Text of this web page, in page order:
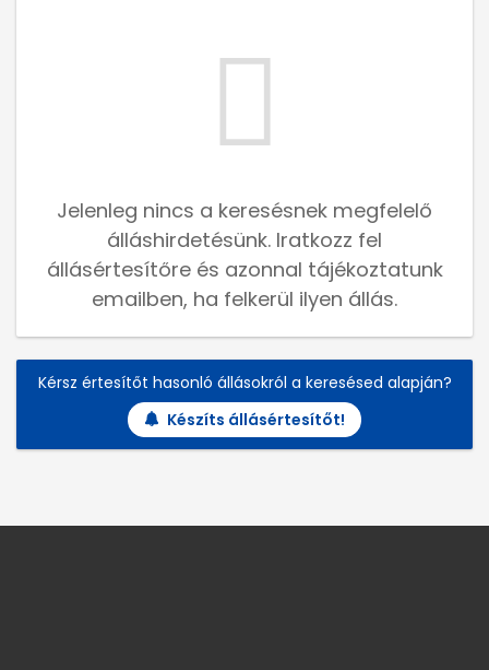
Jelenleg nincs a keresésnek megfelelő
álláshirdetésünk. Iratkozz fel
állásértesítőre és azonnal tájékoztatunk
emailben, ha felkerül ilyen állás.
Kérsz értesítőt hasonló állásokról a keresésed alapján?
Készíts állásértesítőt!